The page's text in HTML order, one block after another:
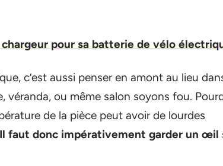
pour sa batterie de vélo
c’est aussi penser en amont au lieu
véranda, ou même salon soyons fou.
de la pièce peut avoir de lourdes
Il faut donc impérativement garder un œil